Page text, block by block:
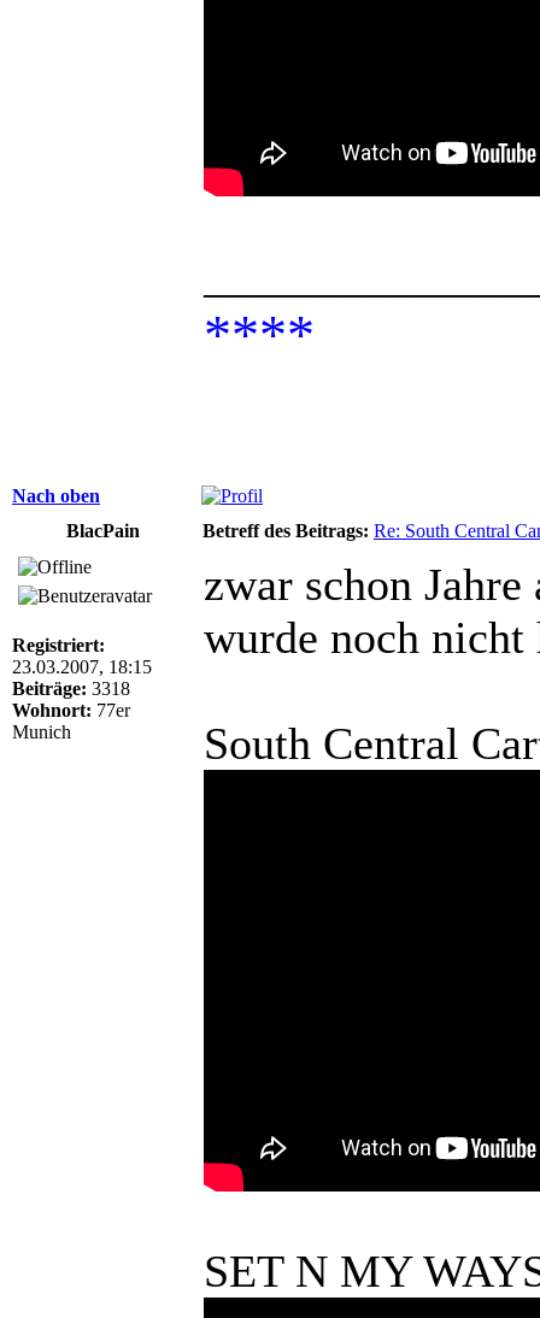
****
Nach oben
BlacPain
Betreff des Beitrags: Re: South Central
Registriert:
23.03.2007, 18:15
Beiträge: 3318
Wohnort: 77er
Munich
zwar schon
wurde noch nicht
South Central
SET N MY